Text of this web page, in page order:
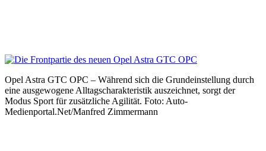
Opel Astra GTC OPC – Während sich die Grundeinstellung durch
eine ausgewogene Alltagscharakteristik auszeichnet, sorgt der
Modus Sport für zusätzliche Agilität. Foto: Auto-
Medienportal.Net/Manfred Zimmermann